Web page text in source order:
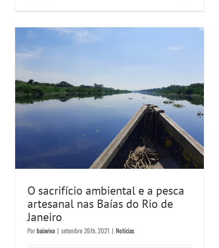
O sacrifício ambiental e a pesca
artesanal nas Baías do Rio de
Janeiro
Porbaiaviva | setembro 26th, 2021 | Notícias